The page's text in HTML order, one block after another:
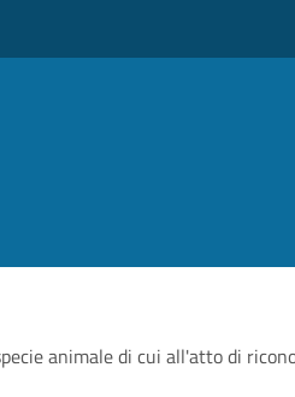
animale di cui all'atto di